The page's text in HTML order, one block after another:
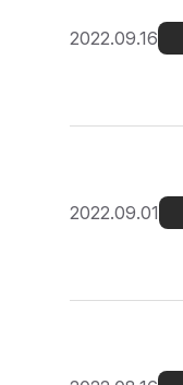
2022.09.16
2022.09.01